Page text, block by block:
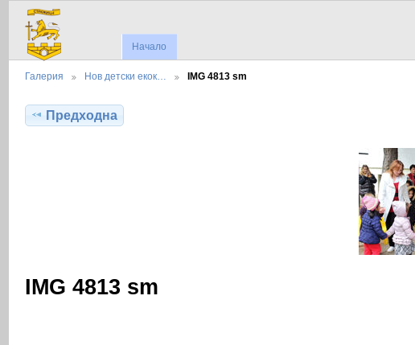
Начало
Галерия Нов детски екок… IMG 4813 sm
Предходна
IMG 4813 sm